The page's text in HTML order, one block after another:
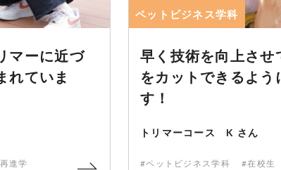
マーに近づ
れていま
進学
ペットビジネス学科
早く技術を向上させ
をカットできるよう
す！
トリマーコース K さん
#ペットビジネス学科 #在校生